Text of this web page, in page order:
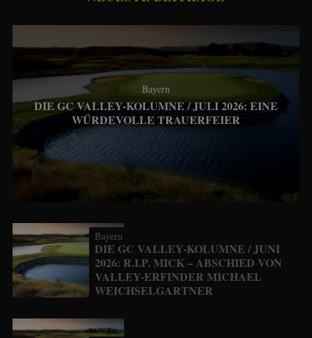
Bayern
DIE GC VALLEY-KOLUMNE / JULI 2026: EINE
WÜRDEVOLLE TRAUERFEIER
Bayern
DIE GC VALLEY-KOLUMNE / JUNI
2026: R.I.P. MICK – ABSCHIED VON
VALLEY-ERFINDER MICHAEL
WEICHSELGARTNER